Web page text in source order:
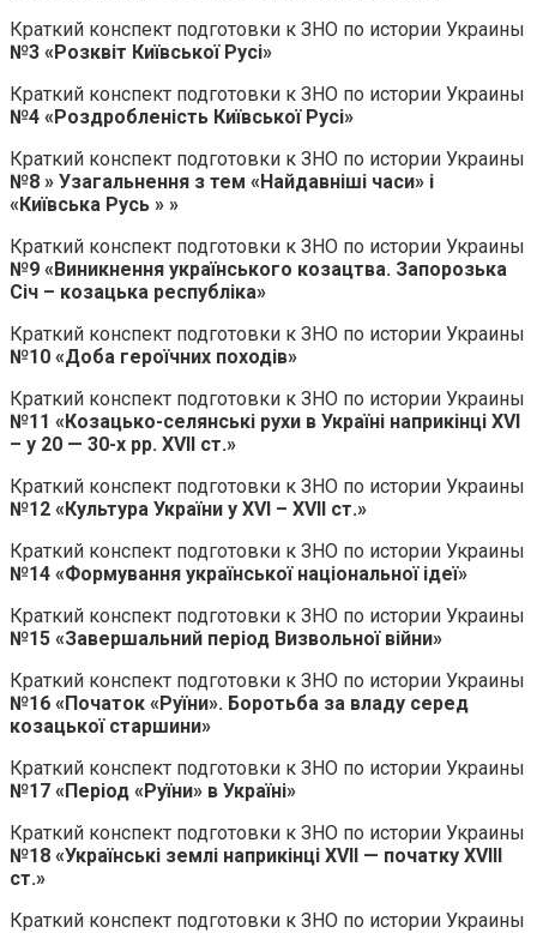
Краткий конспект подготовки к ЗНО по истории Украины
№3 «Розквіт Київської Русі»
Краткий конспект подготовки к ЗНО по истории Украины
№4 «Роздробленість Київської Русі»
Краткий конспект подготовки к ЗНО по истории Украины
№8 » Узагальнення з тем «Найдавніші часи» і
«Київська Русь » »
Краткий конспект подготовки к ЗНО по истории Украины
№9 «Виникнення українського козацтва. Запорозька
Січ – козацька республіка»
Краткий конспект подготовки к ЗНО по истории Украины
№10 «Доба героїчних походів»
Краткий конспект подготовки к ЗНО по истории Украины
№11 «Козацько-селянські рухи в Україні наприкінці ХVІ
– у 20 — 30-х рр. ХVІІ ст.»
Краткий конспект подготовки к ЗНО по истории Украины
№12 «Культура України у ХVІ – ХVІІ ст.»
Краткий конспект подготовки к ЗНО по истории Украины
№14 «Формування української національної ідеї»
Краткий конспект подготовки к ЗНО по истории Украины
№15 «Завершальний період Визвольної війни»
Краткий конспект подготовки к ЗНО по истории Украины
№16 «Початок «Руїни». Боротьба за владу серед
козацької старшини»
Краткий конспект подготовки к ЗНО по истории Украины
№17 «Період «Руїни» в Україні»
Краткий конспект подготовки к ЗНО по истории Украины
№18 «Українські землі наприкінці ХVІІ — початку ХVІІІ
ст.»
Краткий конспект подготовки к ЗНО по истории Украины